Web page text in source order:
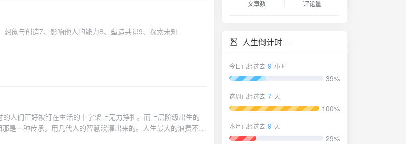
据库服务、Web应用防火墙、企业主机安全、DDoS防护、云堡
只能使用1张优惠券；参与条件：需要保有一台保有1台实付金额
象与创造7、影响他人的能力8、塑造共识9、探索未知
人们正好被钉在生活的十字架上无力挣扎。而上层阶级出生的
是一种传承，用几代人的智慧浇灌出来的。人生最大的浪费不是
文章数 评论量
人生倒计时
今日已经过去 9 小时
39%
这周已经过去 7 天
100%
本月已经过去 9 天
29%